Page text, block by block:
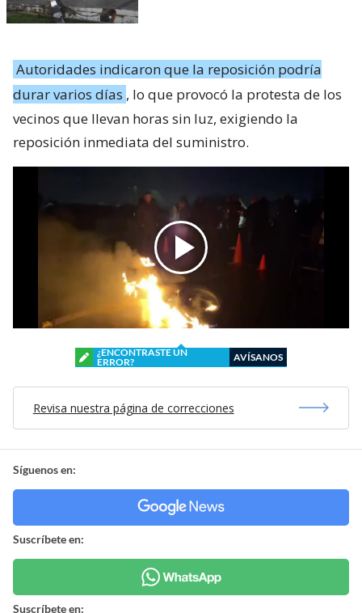
Autoridades indicaron que la reposición podría
durar varios días , lo que provocó la protesta de los
vecinos que llevan horas sin luz, exigiendo la
reposición inmediata del suministro.
¿ENCONTRASTE UN
ERROR?
AVÍSANOS
Revisa nuestra página de correcciones
Síguenos en:
Suscríbete en:
Suscríbete en: